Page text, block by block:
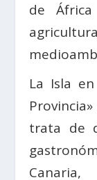
de
La Isla
trata de